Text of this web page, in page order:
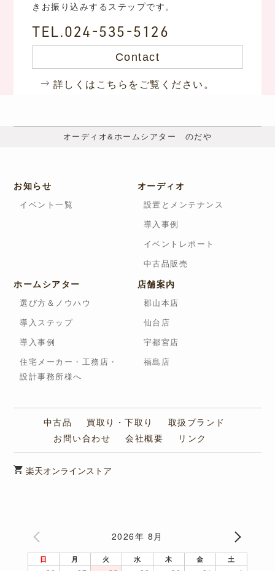
きお振り込みするステップです。
TEL.024-535-5126
Contact
詳しくはこちらをご覧ください。
オーディオ&ホームシアター のだや
お知らせ
イベント一覧
オーディオ
設置とメンテナンス
導入事例
イベントレポート
中古品販売
ホームシアター
選び方＆ノウハウ
導入ステップ
導入事例
住宅メーカー・工務店・
設計事務所様へ
店舗案内
郡山本店
仙台店
宇都宮店
福島店
中古品 買取り・下取り
取扱ブランド
お問い合わせ
会社概要 リンク
楽天オンラインストア
2026年 8月
日 月 火 水 木 金 土